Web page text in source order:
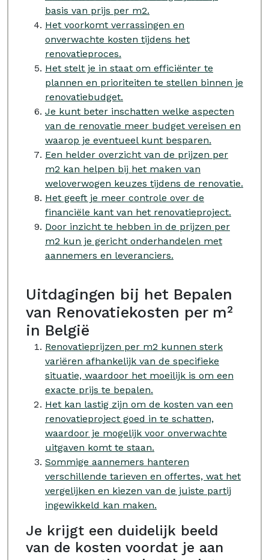
basis van prijs per m2.
Het voorkomt verrassingen en
onverwachte kosten tijdens het
renovatieproces.
Het stelt je in staat om efficiënter te
plannen en prioriteiten te stellen binnen je
renovatiebudget.
Je kunt beter inschatten welke aspecten
van de renovatie meer budget vereisen en
waarop je eventueel kunt besparen.
Een helder overzicht van de prijzen per
m2 kan helpen bij het maken van
weloverwogen keuzes tijdens de renovatie.
Het geeft je meer controle over de
financiële kant van het renovatieproject.
Door inzicht te hebben in de prijzen per
m2 kun je gericht onderhandelen met
aannemers en leveranciers.
Uitdagingen bij het Bepalen
van Renovatiekosten per m²
in België
Renovatieprijzen per m2 kunnen sterk
variëren afhankelijk van de specifieke
situatie, waardoor het moeilijk is om een
exacte prijs te bepalen.
Het kan lastig zijn om de kosten van een
renovatieproject goed in te schatten,
waardoor je mogelijk voor onverwachte
uitgaven komt te staan.
Sommige aannemers hanteren
verschillende tarieven en offertes, wat het
vergelijken en kiezen van de juiste partij
ingewikkeld kan maken.
Je krijgt een duidelijk beeld
van de kosten voordat je aan